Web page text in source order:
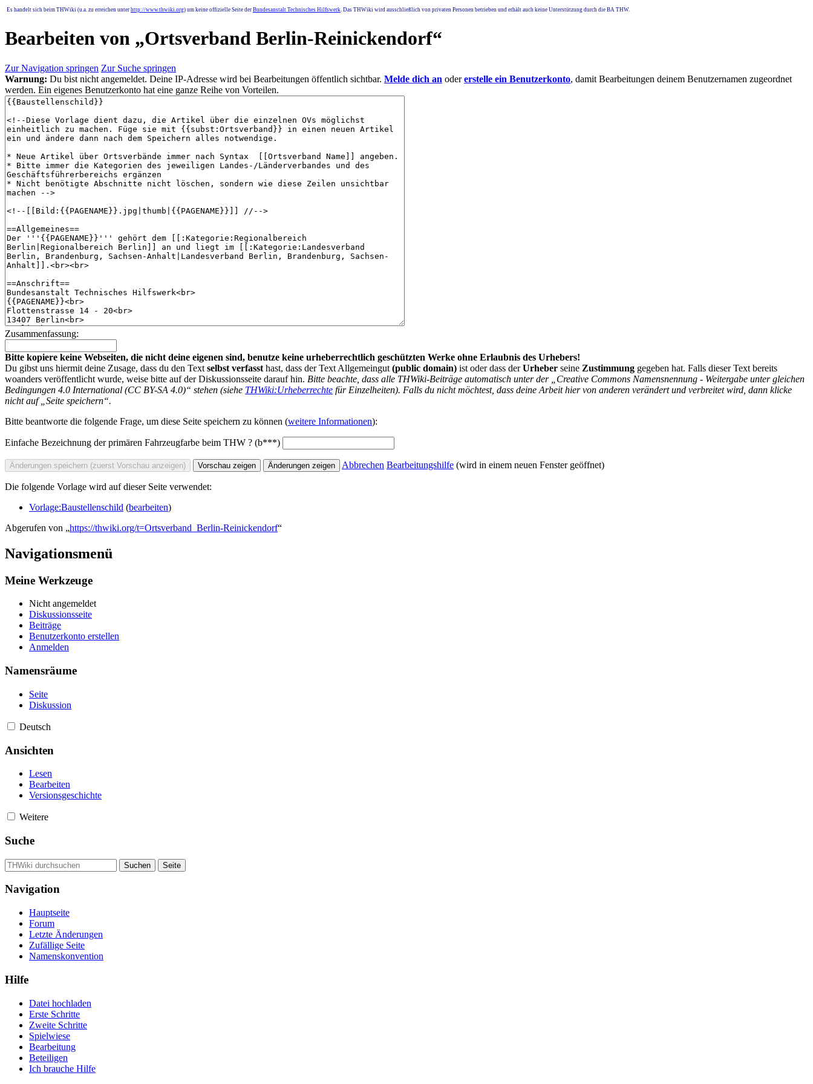
Es handelt sich beim THWiki (u.a. zu erreichen unter http://www.thwiki.org) um keine offizielle Seite der Bundesanstalt Technisches Hilfswerk. Das THWiki wird ausschließlich von privaten Personen betrieben und erhält auch keine Unterstützung durch die BA THW.
Bearbeiten von „Ortsverband Berlin-Reinickendorf“
Zur Navigation springen Zur Suche springen
Warnung: Du bist nicht angemeldet. Deine IP-Adresse wird bei Bearbeitungen öffentlich sichtbar. Melde dich an odererstelle ein Benutzerkonto, damit Bearbeitungen deinem Benutzernamen zugeordnet
werden. Ein eigenes Benutzerkonto hat eine ganze Reihe von Vorteilen.
Zusammenfassung:
Bitte kopiere keine Webseiten, die nicht deine eigenen sind, benutze keine urheberrechtlich geschützten Werke ohne Erlaubnis des Urhebers!
Du gibst uns hiermit deine Zusage, dass du den Text selbst verfasst hast, dass der Text Allgemeingut (public domain) ist oder dass derUrheber seine Zustimmung gegeben hat. Falls dieser Text bereits
woanders veröffentlicht wurde, weise bitte auf der Diskussionsseite darauf hin. Bitte beachte, dass alle THWiki-Beiträge automatisch unter der „Creative Commons Namensnennung - Weitergabe unter gleichen
Bedingungen 4.0 International (CC BY-SA 4.0)“ stehen (siehe THWiki:Urheberrechte für Einzelheiten). Falls du nicht möchtest, dass deine Arbeit hier von anderen verändert und verbreitet wird, dann klicke
nicht auf „Seite speichern“.
Bitte beantworte die folgende Frage, um diese Seite speichern zu können (weitere Informationen):
Einfache Bezeichnung der primären Fahrzeugfarbe beim THW ? (b***)
Abbrechen Bearbeitungshilfe (wird in einem neuen Fenster geöffnet)
Die folgende Vorlage wird auf dieser Seite verwendet:
Vorlage:Baustellenschild (bearbeiten)
Abgerufen von „https://thwiki.org/t=Ortsverband_Berlin-Reinickendorf“
Navigationsmenü
Meine Werkzeuge
Nicht angemeldet
Diskussionsseite
Beiträge
Benutzerkonto erstellen
Anmelden
Namensräume
Seite
Diskussion
Deutsch
Ansichten
Lesen
Bearbeiten
Versionsgeschichte
Weitere
Suche
Navigation
Hauptseite
Forum
Letzte Änderungen
Zufällige Seite
Namenskonvention
Hilfe
Datei hochladen
Erste Schritte
Zweite Schritte
Spielwiese
Bearbeitung
Beteiligen
Ich brauche Hilfe